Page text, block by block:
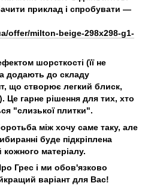
приклад і спробувати —
offer/milton-beige-298x298-g1-
шорсткості (її не
додають до складу
що створює легкий блиск,
Це гарне рішення для тих, хто
"слизької плитки".
між хочу саме таку, але
буде підкріплена
матеріалу.
Грес і ми обов'язково
варіант для Вас!